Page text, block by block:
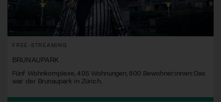
FREE-STREAMING
BRUNAUPARK
Fünf Wohnkomplexe, 405 Wohnungen, 800 Bewohner:innen: Das
war der Brunaupark in Zürich.